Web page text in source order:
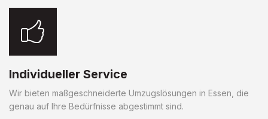
Individueller Service
Wir bieten maßgeschneiderte Umzugslösungen in Essen, die
genau auf Ihre Bedürfnisse abgestimmt sind.